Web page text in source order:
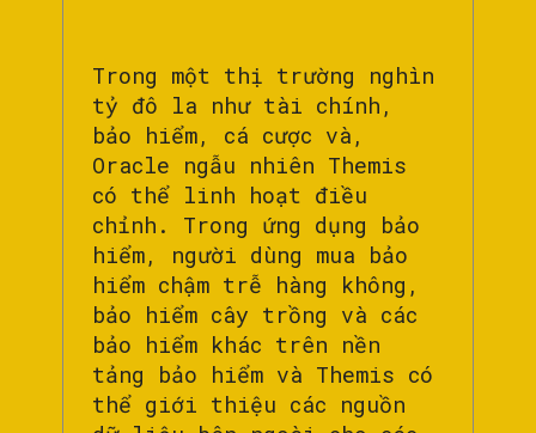
Trong một thị trường nghìn
tỷ đô la như tài chính,
bảo hiểm, cá cược và,
Oracle ngẫu nhiên Themis
có thể linh hoạt điều
chỉnh. Trong ứng dụng bảo
hiểm, người dùng mua bảo
hiểm chậm trễ hàng không,
bảo hiểm cây trồng và các
bảo hiểm khác trên nền
tảng bảo hiểm và Themis có
thể giới thiệu các nguồn